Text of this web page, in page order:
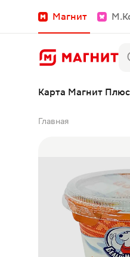
Магнит
Карта Магнит Плюс
Главная